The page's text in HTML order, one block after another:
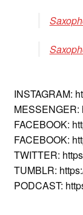
INSTAGRAM:
MESSENGER:
FACEBOOK:
FACEBOOK:
TWITTER:
TUMBLR:
PODCAST: